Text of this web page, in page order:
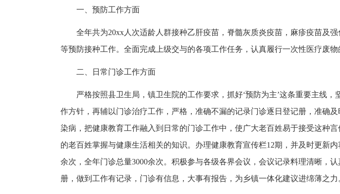
一、预防工作方面
全年共为20xx人次适龄人群接种乙肝疫苗，脊髓灰质炎疫苗，麻疹疫苗及
等预防接种工作。全面完成上级交与的各项工作任务，认真履行一次性医疗废物
二、日常门诊工作方面
严格按照县卫生局，镇卫生院的工作要求，抓好‘预防为主’这条重要主线，
作方针，再辅以门诊治疗工作，严格，准确不漏的记录门诊逐日登记册，准确
染病，把健康教育工作融入到日常的门诊工作中，使广大老百姓易于接受这种
的老百姓掌握与健康生活相关的知识。办理健康教育宣传栏12期，并及时更新
余次，全年门诊总量3000余次。积极参与各级各界会议，会议记录料理清晰，认
册，做到工作有记录，门诊有信息，大事有报告，为乡镇一体化建议进绵薄之力